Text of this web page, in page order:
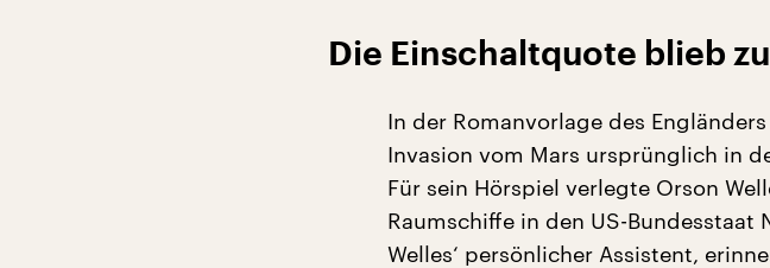
Die Einschaltquote blieb
In der Romanvorlage des
Invasion vom Mars ursprünglich in
Für sein Hörspiel verlegte Orson
Raumschiffe in den US-Bundesstaat
Welles‘ persönlicher Assistent,